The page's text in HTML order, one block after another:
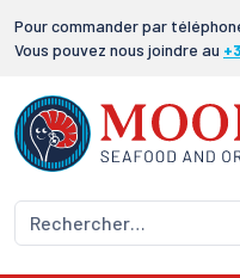
Pour commander par
Vous pouvez nous joindre au